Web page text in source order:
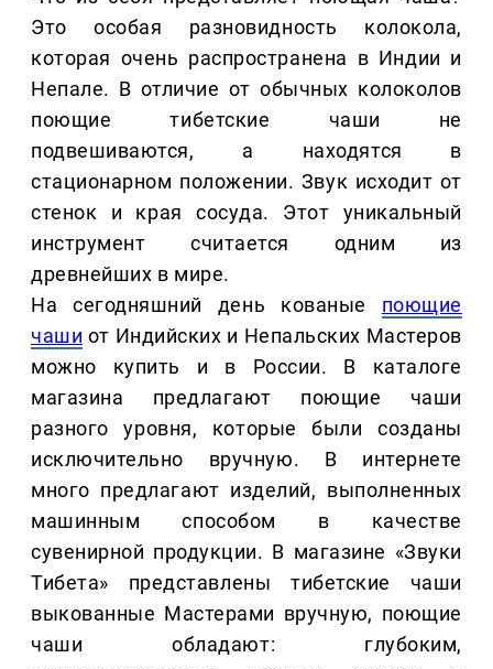
Это особая разновидность колокола,
которая очень распространена в Индии и
Непале. В отличие от обычных колоколов
поющие тибетские чаши не
подвешиваются, а находятся в
стационарном положении. Звук исходит от
стенок и края сосуда. Этот уникальный
инструмент считается одним из
древнейших в мире.
На сегодняшний день кованые поющие
чаши от Индийских и Непальских Мастеров
можно купить и в России. В каталоге
магазина предлагают поющие чаши
разного уровня, которые были созданы
исключительно вручную. В интернете
много предлагают изделий, выполненных
машинным способом в качестве
сувенирной продукции. В магазине «Звуки
Тибета» представлены тибетские чаши
выкованные Мастерами вручную, поющие
чаши обладают: глубоким,